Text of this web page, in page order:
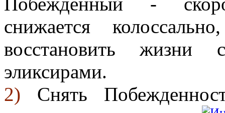
снижается
восстановить жизни
эликсирами.
2) Снять